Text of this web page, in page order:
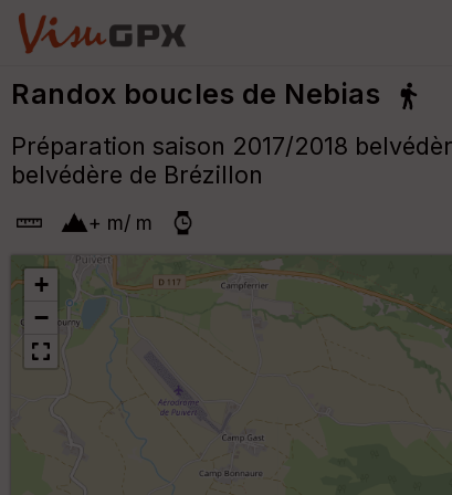
Randox boucles de Nebias
Préparation saison 2017/2018
belvédère de Brézillon
+ m/ m
+
−